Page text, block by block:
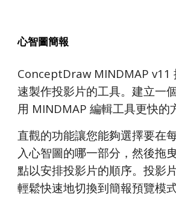
心智圖簡報
ConceptDraw MINDMAP v11
速製作投影片的工具。建立一
用 MINDMAP 編輯工具更快的
直觀的功能讓您能夠選擇要在
入心智圖的哪一部分，然後拖
點以安排投影片的順序。投影
輕鬆快速地切換到簡報預覽模